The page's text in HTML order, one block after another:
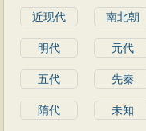
近现代 南北朝
明代 元代
五代 先秦
隋代 未知